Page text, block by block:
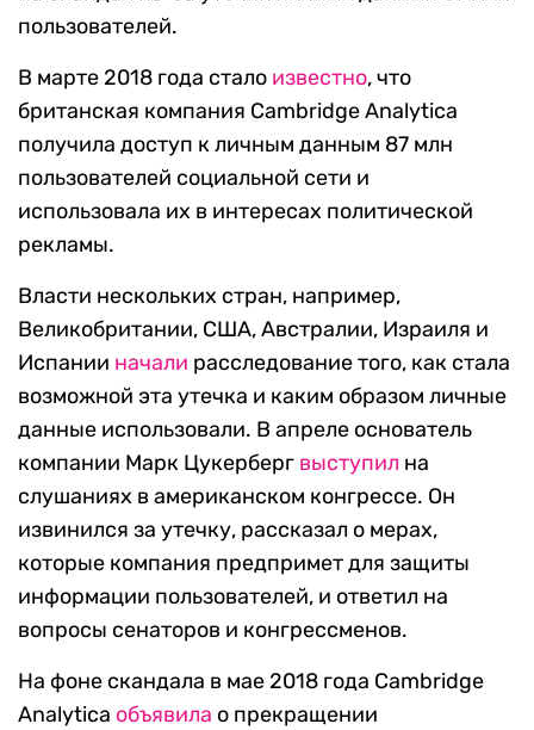
пользователей.
В марте 2018 года стало известно, что
британская компания Cambridge Analytica
получила доступ к личным данным 87 млн
пользователей социальной сети и
использовала их в интересах политической
рекламы.
Власти нескольких стран, например,
Великобритании, США, Австралии, Израиля и
Испании начали расследование того, как стала
возможной эта утечка и каким образом личные
данные использовали. В апреле основатель
компании Марк Цукерберг выступил на
слушаниях в американском конгрессе. Он
извинился за утечку, рассказал о мерах,
которые компания предпримет для защиты
информации пользователей, и ответил на
вопросы сенаторов и конгрессменов.
На фоне скандала в мае 2018 года Cambridge
Analytica объявила о прекращении